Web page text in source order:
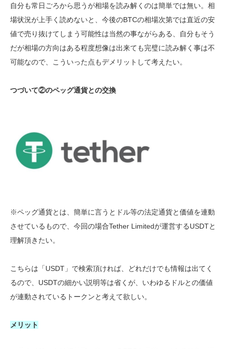
自分も常日ごろから思うが相場を読み解くのは簡単では無い。相
場状況が上手く読めないと、今後のBTCの相場次第では直近の安
値で売り抜けてしまう可能性は当然の事ながらある、自分もそう
だが相場の方向はある程度想像は出来ても完璧に読み解く事は不
可能なので、こういった点もデメリットして考えたい。
つづいて②のペッグ通貨との交換
※ペッグ通貨とは、簡単に言うとドル等の法定通貨と価値を連動
させているもので、今回の場合Tether Limitedが運営するUSDTと
理解頂きたい。
こちらは「USDT」で検索頂ければ、どれだけでも情報は出てく
るので、USDTの細かい説明等は省くが、いわゆるドルとの価値
が連動されているトークンと考えて欲しい。
メリット